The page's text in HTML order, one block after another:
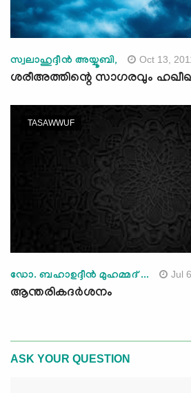
സ്വലാഹുദ്ദീന്‍ അയ്യൂബി, Oct 13,
ശരീഅത്തിന്റെ സാഗരവും
TASAWWUF
ഡോ. ബഹാഉദ്ദീന്‍ മുഹമ്മദ് ... Jul
ആന്തരികദര്‍ശനം
ASK YOUR QUESTION